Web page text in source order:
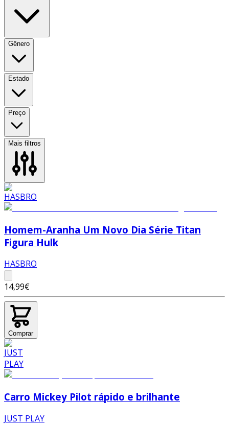
Gênero
Estado
Preço
Mais filtros
Homem-Aranha Um Novo Dia Série Titan
Figura Hulk
HASBRO
14,99€
Comprar
Carro Mickey Pilot rápido e brilhante
JUST PLAY